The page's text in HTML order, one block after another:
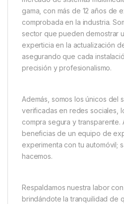
gama, con más de 12 años de
comprobada en la industria.
sector que pueden demostrar
experticia en la actualización
asegurando que cada
precisión y profesionalismo.
Además, somos los únicos del
verificadas en redes sociales,
compra segura y transparente.
beneficias de un equipo de
experimenta con tu automóvil;
hacemos.
Respaldamos nuestra labor
brindándote la tranquilidad de